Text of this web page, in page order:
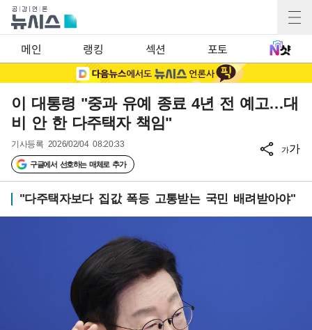
메인 랭킹 섹션 포토
이 대통령 "중과 유예 종료 4년 전 예고…대
비 안 한 다주택자 책임"
기사등록 2026/02/04 08:20:33
구글에서 선호하는 매체로 추가
가가
"다주택자보다 집값 폭등 고통받는 국민 배려받아야"